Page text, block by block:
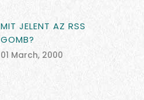
MIT JELENT AZ RSS
GOMB?
01 March, 2000